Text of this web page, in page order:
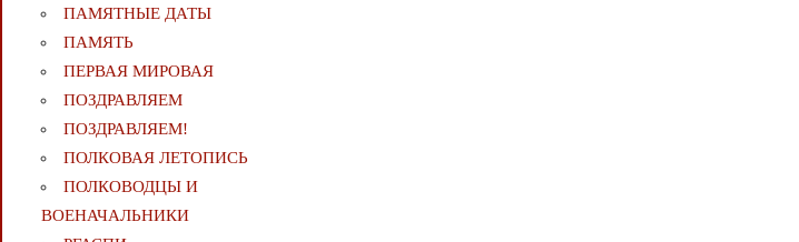
ПАМЯТНЫЕ ДАТЫ
ПАМЯТЬ
ПЕРВАЯ МИРОВАЯ
ПОЗДРАВЛЯЕМ
ПОЗДРАВЛЯЕМ!
ПОЛКОВАЯ ЛЕТОПИСЬ
ПОЛКОВОДЦЫ И
ВОЕНАЧАЛЬНИКИ